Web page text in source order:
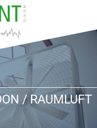
/ RAUMLUFT